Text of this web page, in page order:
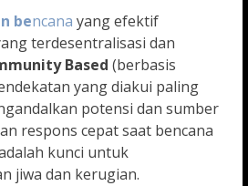
bencana yang efektif
terdesentralisasi dan
Based (berbasis
yang diakui paling
potensi dan sumber
respons cepat saat bencana
kunci untuk
jiwa dan kerugian.